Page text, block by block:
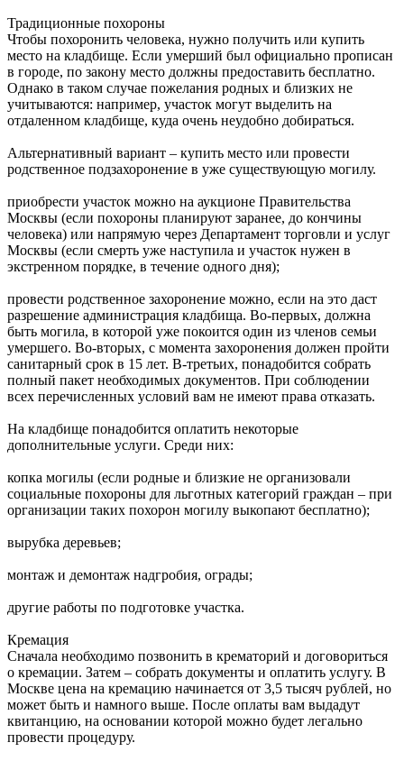
Традиционные похороны
Чтобы похоронить человека, нужно получить или купить
место на кладбище. Если умерший был официально прописан
в городе, по закону место должны предоставить бесплатно.
Однако в таком случае пожелания родных и близких не
учитываются: например, участок могут выделить на
отдаленном кладбище, куда очень неудобно добираться.
Альтернативный вариант – купить место или провести
родственное подзахоронение в уже существующую могилу.
приобрести участок можно на аукционе Правительства
Москвы (если похороны планируют заранее, до кончины
человека) или напрямую через Департамент торговли и услуг
Москвы (если смерть уже наступила и участок нужен в
экстренном порядке, в течение одного дня);
провести родственное захоронение можно, если на это даст
разрешение администрация кладбища. Во-первых, должна
быть могила, в которой уже покоится один из членов семьи
умершего. Во-вторых, с момента захоронения должен пройти
санитарный срок в 15 лет. В-третьих, понадобится собрать
полный пакет необходимых документов. При соблюдении
всех перечисленных условий вам не имеют права отказать.
На кладбище понадобится оплатить некоторые
дополнительные услуги. Среди них:
копка могилы (если родные и близкие не организовали
социальные похороны для льготных категорий граждан – при
организации таких похорон могилу выкопают бесплатно);
вырубка деревьев;
монтаж и демонтаж надгробия, ограды;
другие работы по подготовке участка.
Кремация
Сначала необходимо позвонить в крематорий и договориться
о кремации. Затем – собрать документы и оплатить услугу. В
Москве цена на кремацию начинается от 3,5 тысяч рублей, но
может быть и намного выше. После оплаты вам выдадут
квитанцию, на основании которой можно будет легально
провести процедуру.